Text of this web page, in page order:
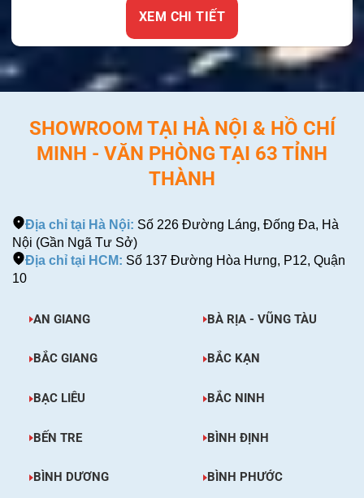
XEM CHI TIẾT
SHOWROOM TẠI HÀ NỘI & HỒ CHÍ
MINH - VĂN PHÒNG TẠI 63 TỈNH
THÀNH
Địa chỉ tại Hà Nội: Số 226 Đường Láng, Đống Đa, Hà
Nội (Gần Ngã Tư Sở)
Địa chỉ tại HCM: Số 137 Đường Hòa Hưng, P12, Quận
10
AN GIANG BÀ RỊA - VŨNG TÀU
BẮC GIANG BẮC KẠN
BẠC LIÊU BẮC NINH
BẾN TRE BÌNH ĐỊNH
BÌNH DƯƠNG BÌNH PHƯỚC